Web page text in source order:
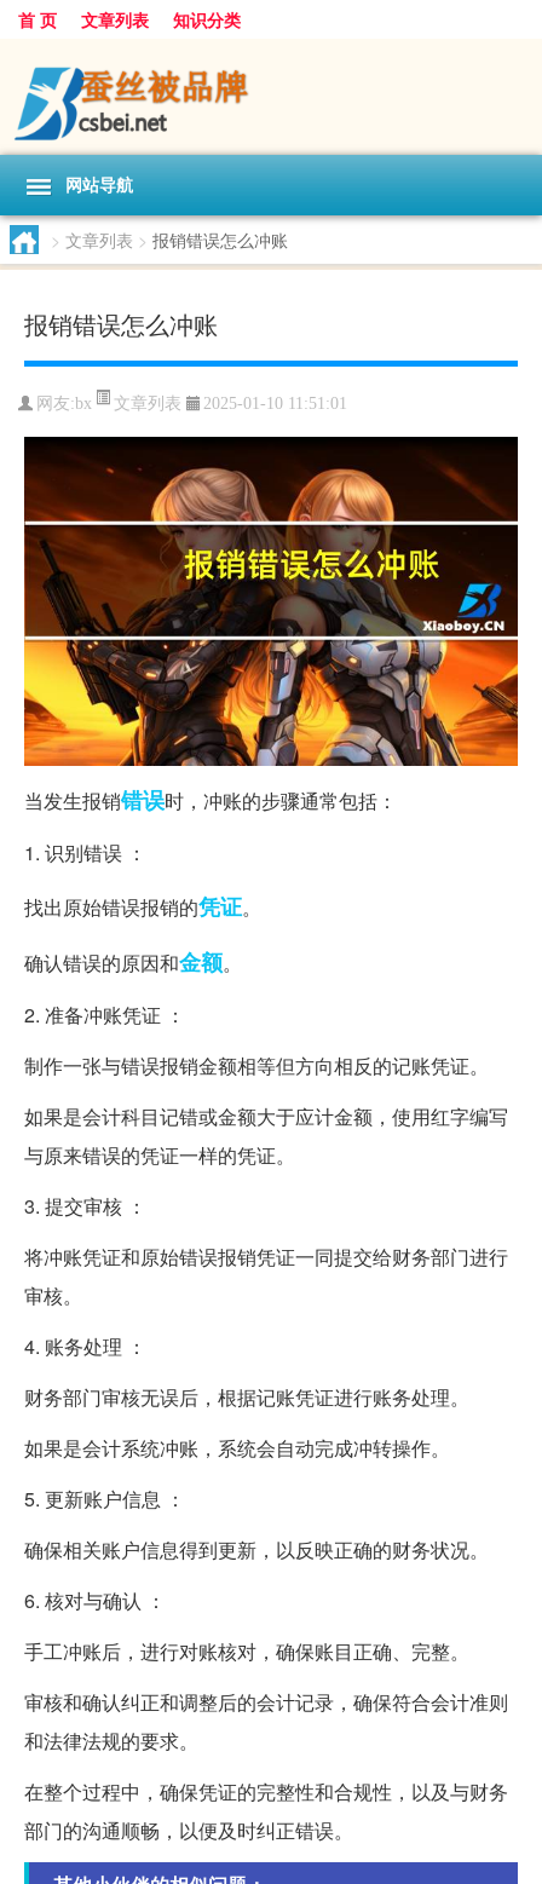
首 页 文章列表 知识分类
网站导航
> 文章列表 > 报销错误怎么冲账
报销错误怎么冲账
网友:bx 文章列表 2025-01-10 11:51:01
当发生报销错误时，冲账的步骤通常包括：
1. 识别错误 ：
找出原始错误报销的凭证。
确认错误的原因和金额。
2. 准备冲账凭证 ：
制作一张与错误报销金额相等但方向相反的记账凭证。
如果是会计科目记错或金额大于应计金额，使用红字编写
与原来错误的凭证一样的凭证。
3. 提交审核 ：
将冲账凭证和原始错误报销凭证一同提交给财务部门进行
审核。
4. 账务处理 ：
财务部门审核无误后，根据记账凭证进行账务处理。
如果是会计系统冲账，系统会自动完成冲转操作。
5. 更新账户信息 ：
确保相关账户信息得到更新，以反映正确的财务状况。
6. 核对与确认 ：
手工冲账后，进行对账核对，确保账目正确、完整。
审核和确认纠正和调整后的会计记录，确保符合会计准则
和法律法规的要求。
在整个过程中，确保凭证的完整性和合规性，以及与财务
部门的沟通顺畅，以便及时纠正错误。